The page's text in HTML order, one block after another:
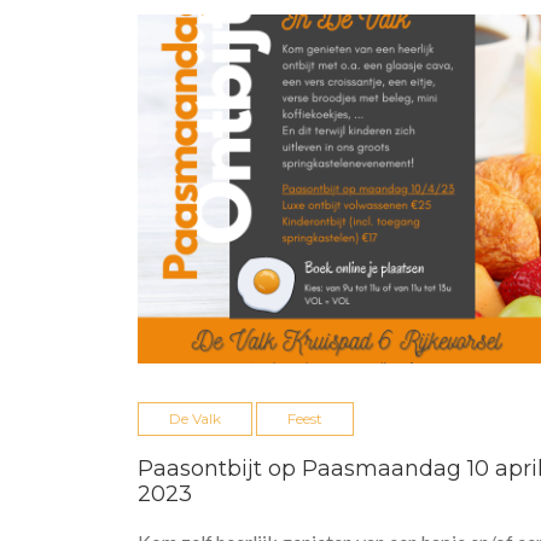
De Valk Feest
Paasontbijt op Paasmaandag 10
2023